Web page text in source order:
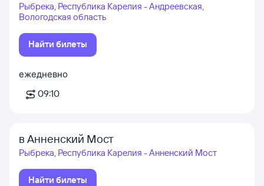
Рыбрека, Республика Карелия - Андреевская,
Вологодская область
Найти билеты
ежедневно
09:10
в Анненский Мост
Рыбрека, Республика Карелия - Анненский Мост
Найти билеты